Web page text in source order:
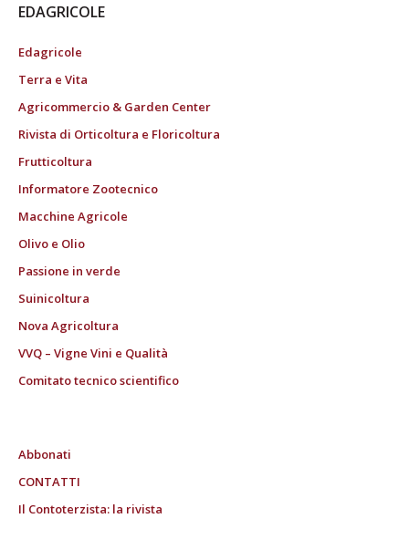
EDAGRICOLE
Edagricole
Terra e Vita
Agricommercio & Garden Center
Rivista di Orticoltura e Floricoltura
Frutticoltura
Informatore Zootecnico
Macchine Agricole
Olivo e Olio
Passione in verde
Suinicoltura
Nova Agricoltura
VVQ – Vigne Vini e Qualità
Comitato tecnico scientifico
Abbonati
CONTATTI
Il Contoterzista: la rivista